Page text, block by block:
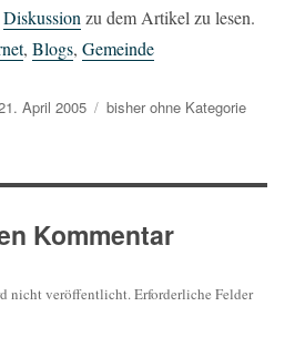
Diskussionzu dem Artikel zu lesen.
,Blogs,Gemeinde
April 2005 Kategorien
bisher ohne Kategorie
Kommentar
nicht veröffentlicht. Erforderliche Felder